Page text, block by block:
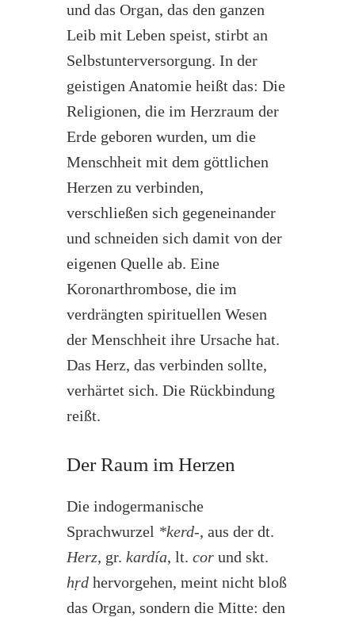
und das Organ, das den ganzen
Leib mit Leben speist, stirbt an
Selbstunterversorgung. In der
geistigen Anatomie heißt das: Die
Religionen, die im Herzraum der
Erde geboren wurden, um die
Menschheit mit dem göttlichen
Herzen zu verbinden,
verschließen sich gegeneinander
und schneiden sich damit von der
eigenen Quelle ab. Eine
Koronarthrombose, die im
verdrängten spirituellen Wesen
der Menschheit ihre Ursache hat.
Das Herz, das verbinden sollte,
verhärtet sich. Die Rückbindung
reißt.
Der Raum im Herzen
Die indogermanische
Sprachwurzel *kerd-, aus der dt.
Herz, gr. kardía, lt. cor und skt.
hṛd hervorgehen, meint nicht bloß
das Organ, sondern die Mitte: den